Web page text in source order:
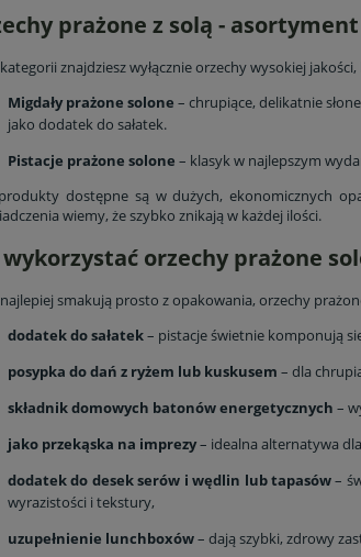
prażone z solą -
znajdziesz wyłącznie orzechy wysokiej
Migdały prażone solone– chrupiące, delikatnie
jako dodatek do sałatek.
Pistacje prażone solone – klasyk w najlepszym
dostępne są w dużych, ekonomicznych
wiemy, że szybko znikają w każdej ilości.
wykorzystać orzechy prażone
smakują prosto z opakowania, orzechy
dodatek do sałatek– pistacje świetnie komponują
posypka do dań z ryżem lub kuskusem – dla
składnik domowych batonów energetycznych –
jako przekąska na imprezy– idealna alternatywa
dodatek do desek serów i wędlin lub tapasów–
wyrazistości i tekstury,
uzupełnienie lunchboxów– dają szybki, zdrowy